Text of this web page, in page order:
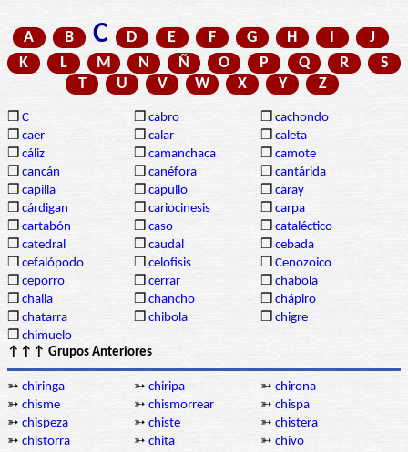
A B C D E F G H I
J
K
L M N Ñ O P Q R
S
T
U V W X Y Z
❒ C ❒ cabro ❒ cachondo
❒ caer ❒ calar ❒ caleta
❒ cáliz ❒ camanchaca ❒ camote
❒ cancán ❒ canéfora ❒ cantárida
❒ capilla ❒ capullo ❒ caray
❒ cárdigan ❒ cariocinesis ❒ carpa
❒ cartabón ❒ caso ❒ cataléctico
❒ catedral ❒ caudal ❒ cebada
❒ cefalópodo ❒ celofisis ❒ Cenozoico
❒ ceporro ❒ cerrar ❒ chabola
❒ challa ❒ chancho ❒ chápiro
❒ chatarra ❒ chibola ❒ chigre
❒ chimuelo
↑↑↑ Grupos Anteriores
➳ chiringa ➳ chiripa ➳ chirona
➳ chisme ➳ chismorrear ➳ chispa
➳ chispeza ➳ chiste ➳ chistera
➳ chistorra ➳ chita ➳ chivo